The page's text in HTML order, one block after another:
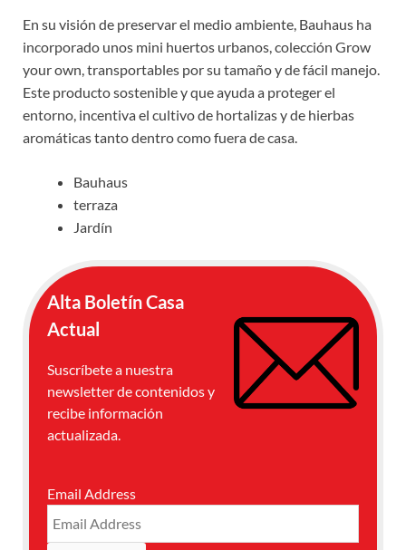
En su visión de preservar el medio ambiente, Bauhaus ha
incorporado unos mini huertos urbanos, colección Grow
your own, transportables por su tamaño y de fácil manejo.
Este producto sostenible y que ayuda a proteger el
entorno, incentiva el cultivo de hortalizas y de hierbas
aromáticas tanto dentro como fuera de casa.
Bauhaus
terraza
Jardín
Alta Boletín Casa
Actual
Suscríbete a nuestra
newsletter de contenidos y
recibe información
actualizada.
Email Address